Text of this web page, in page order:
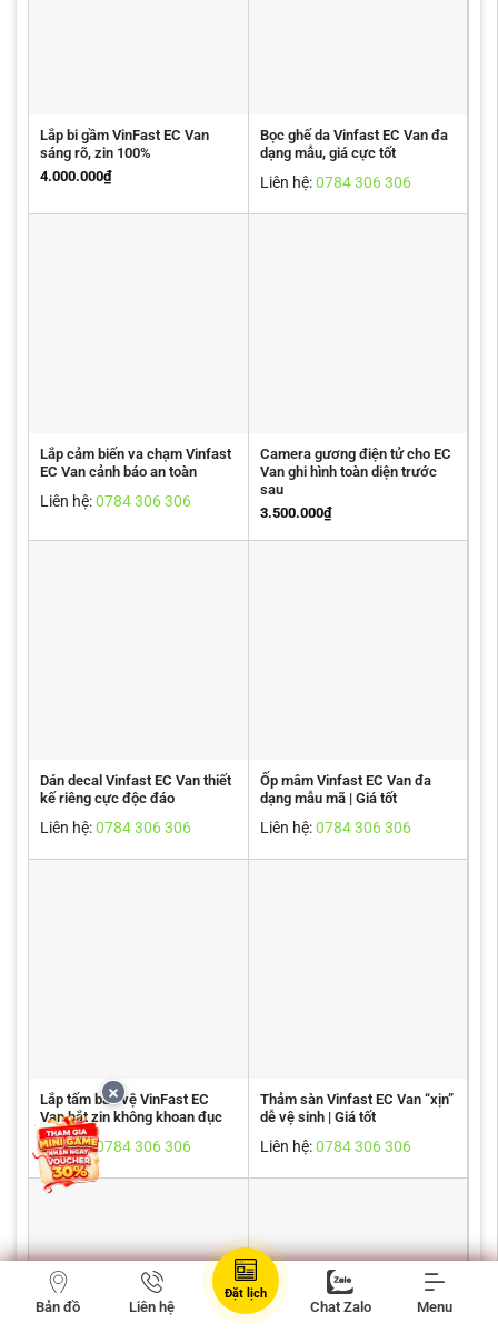
Lắp bi gầm VinFast EC Van
sáng rõ, zin 100%
4.000.000₫
Bọc ghế da Vinfast EC Van đa
dạng mẫu, giá cực tốt
Liên hệ:0784 306 306
Lắp cảm biến va chạm Vinfast
EC Van cảnh báo an toàn
Liên hệ:0784 306 306
Camera gương điện tử cho EC
Van ghi hình toàn diện trước
sau
3.500.000₫
Dán decal Vinfast EC Van thiết
kế riêng cực độc đáo
Liên hệ:0784 306 306
Ốp mâm Vinfast EC Van đa
dạng mẫu mã | Giá tốt
Liên hệ:0784 306 306
Lắp tấm bảo vệ VinFast EC
Van bắt zin không khoan đục
Liên hệ:0784 306 306
Thảm sàn Vinfast EC Van “xịn”
dễ vệ sinh | Giá tốt
Liên hệ:0784 306 306
Bản đồ Liên hệ
Đặt lịch
Chat Zalo Menu